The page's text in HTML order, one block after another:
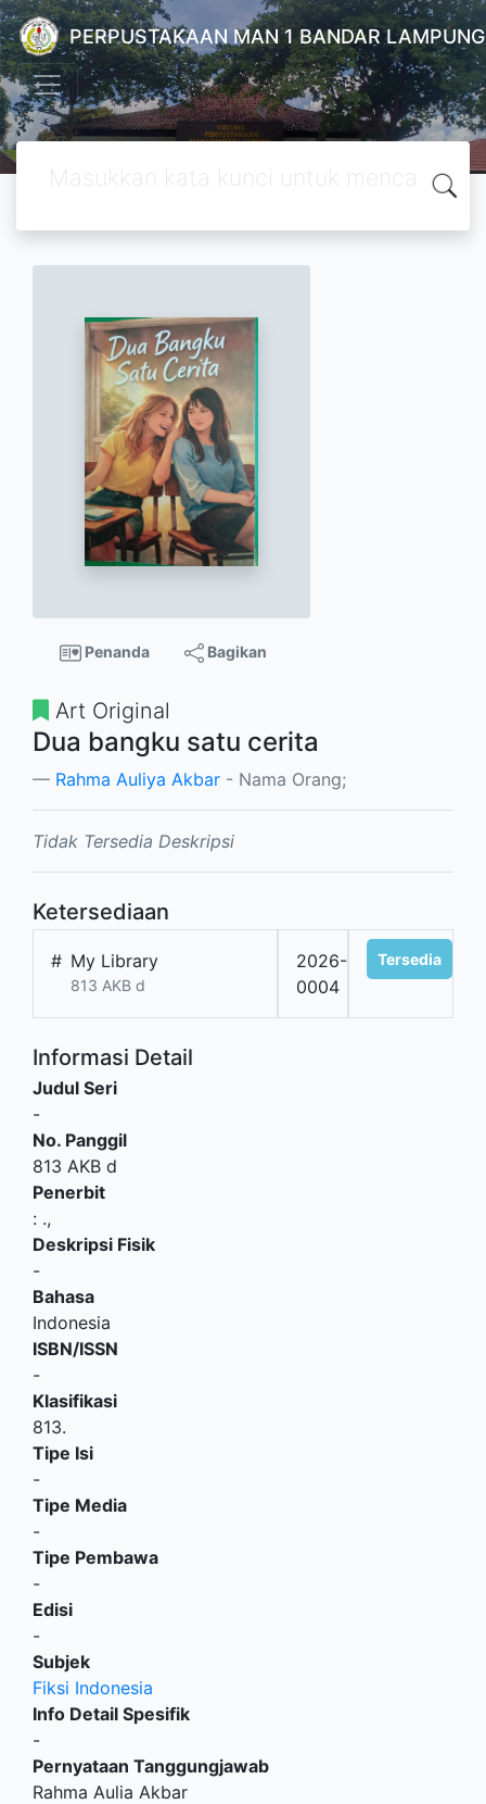
PERPUSTAKAAN MAN 1 BANDAR LAMPUNG
Penanda Bagikan
Art Original
Dua bangku satu cerita
Rahma Auliya Akbar - Nama Orang;
Tidak Tersedia Deskripsi
Ketersediaan
# My Library
813 AKB d
2026-
0004
Tersedia
Informasi Detail
Judul Seri
-
No. Panggil
813 AKB d
Penerbit
: .,
Deskripsi Fisik
-
Bahasa
Indonesia
ISBN/ISSN
-
Klasifikasi
813.
Tipe Isi
-
Tipe Media
-
Tipe Pembawa
-
Edisi
-
Subjek
Fiksi Indonesia
Info Detail Spesifik
-
Pernyataan Tanggungjawab
Rahma Aulia Akbar